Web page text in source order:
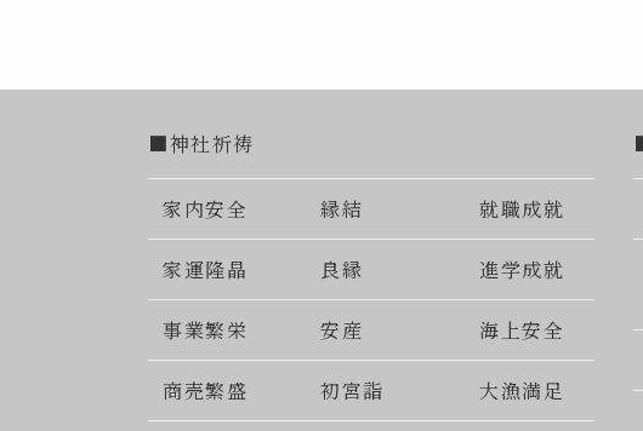
■神社祈祷
家内安全 縁結 就職成就
家運隆晶 良縁 進学成就
事業繁栄 安産 海上安全
商売繁盛 初宮詣 大漁満足